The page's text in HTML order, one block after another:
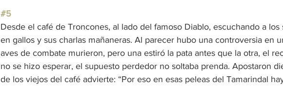
#5
Desde el café de Troncones, al lado del famoso Diablo, escuchando a
en gallos y sus charlas mañaneras. Al parecer hubo una controversia en
aves de combate murieron, pero una estiró la pata antes que la otra, el
no se hizo esperar, el supuesto perdedor no soltaba prenda. Apostaron
de los viejos del café advierte: “Por eso en esas peleas del Tamarindal